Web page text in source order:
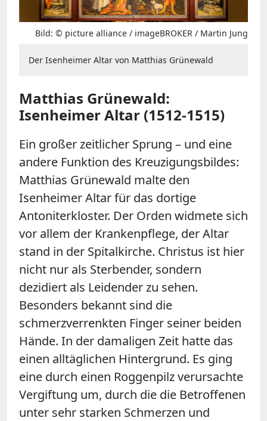
Bild: © picture alliance / imageBROKER / Martin Jung
Der Isenheimer Altar von Matthias Grünewald
Matthias Grünewald:
Isenheimer Altar (1512-1515)
Ein großer zeitlicher Sprung – und eine
andere Funktion des Kreuzigungsbildes:
Matthias Grünewald malte den
Isenheimer Altar für das dortige
Antoniterkloster. Der Orden widmete sich
vor allem der Krankenpflege, der Altar
stand in der Spitalkirche. Christus ist hier
nicht nur als Sterbender, sondern
dezidiert als Leidender zu sehen.
Besonders bekannt sind die
schmerzverrenkten Finger seiner beiden
Hände. In der damaligen Zeit hatte das
einen alltäglichen Hintergrund. Es ging
eine durch einen Roggenpilz verursachte
Vergiftung um, durch die die Betroffenen
unter sehr starken Schmerzen und